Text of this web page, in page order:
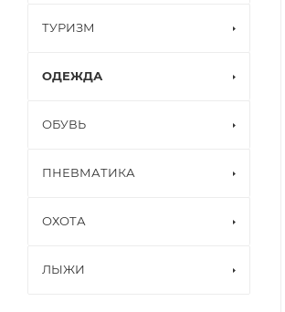
ТУРИЗМ
ОДЕЖДА
ОБУВЬ
ПНЕВМАТИКА
ОХОТА
ЛЫЖИ